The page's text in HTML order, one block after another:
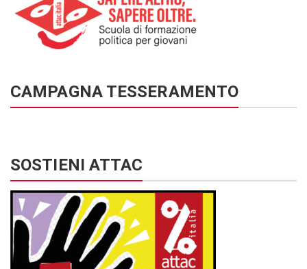
CAMPAGNA TESSERAMENTO
SOSTIENI ATTAC